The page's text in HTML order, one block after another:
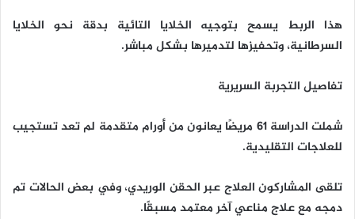
هذا الربط يسمح بتوجيه الخلايا التائية بدقة نحو الخلايا
السرطانية، وتحفيزها لتدميرها بشكل مباشر.
تفاصيل التجربة السريرية
شملت الدراسة 61 مريضًا يعانون من أورام متقدمة لم تعد تستجيب
للعلاجات التقليدية.
تلقى المشاركون العلاج عبر الحقن الوريدي، وفي بعض الحالات تم
دمجه مع علاج مناعي آخر معتمد مسبقًا.